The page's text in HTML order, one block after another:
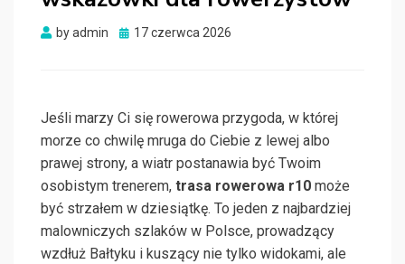
byadmin
Posted
17 czerwca 2026
Jeśli marzy Ci się rowerowa przygoda, w której
morze co chwilę mruga do Ciebie z lewej albo
prawej strony, a wiatr postanawia być Twoim
osobistym trenerem, trasa rowerowa r10 może
być strzałem w dziesiątkę. To jeden z najbardziej
malowniczych szlaków w Polsce, prowadzący
wzdłuż Bałtyku i kuszący nie tylko widokami, ale